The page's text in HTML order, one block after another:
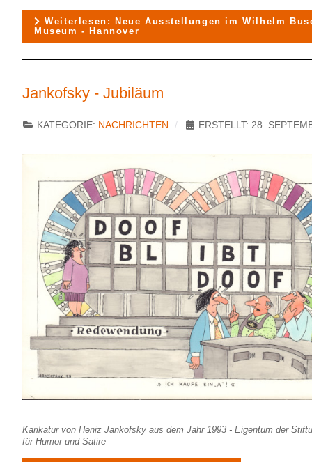
Weiterlesen: Neue Ausstellungen im Wilhelm
Museum - Hannover
Jankofsky - Jubiläum
KATEGORIE: NACHRICHTEN ERSTELLT: 28.
Karikatur von Heniz Jankofsky aus dem Jahr 1993 - Eigentum der
für Humor und Satire